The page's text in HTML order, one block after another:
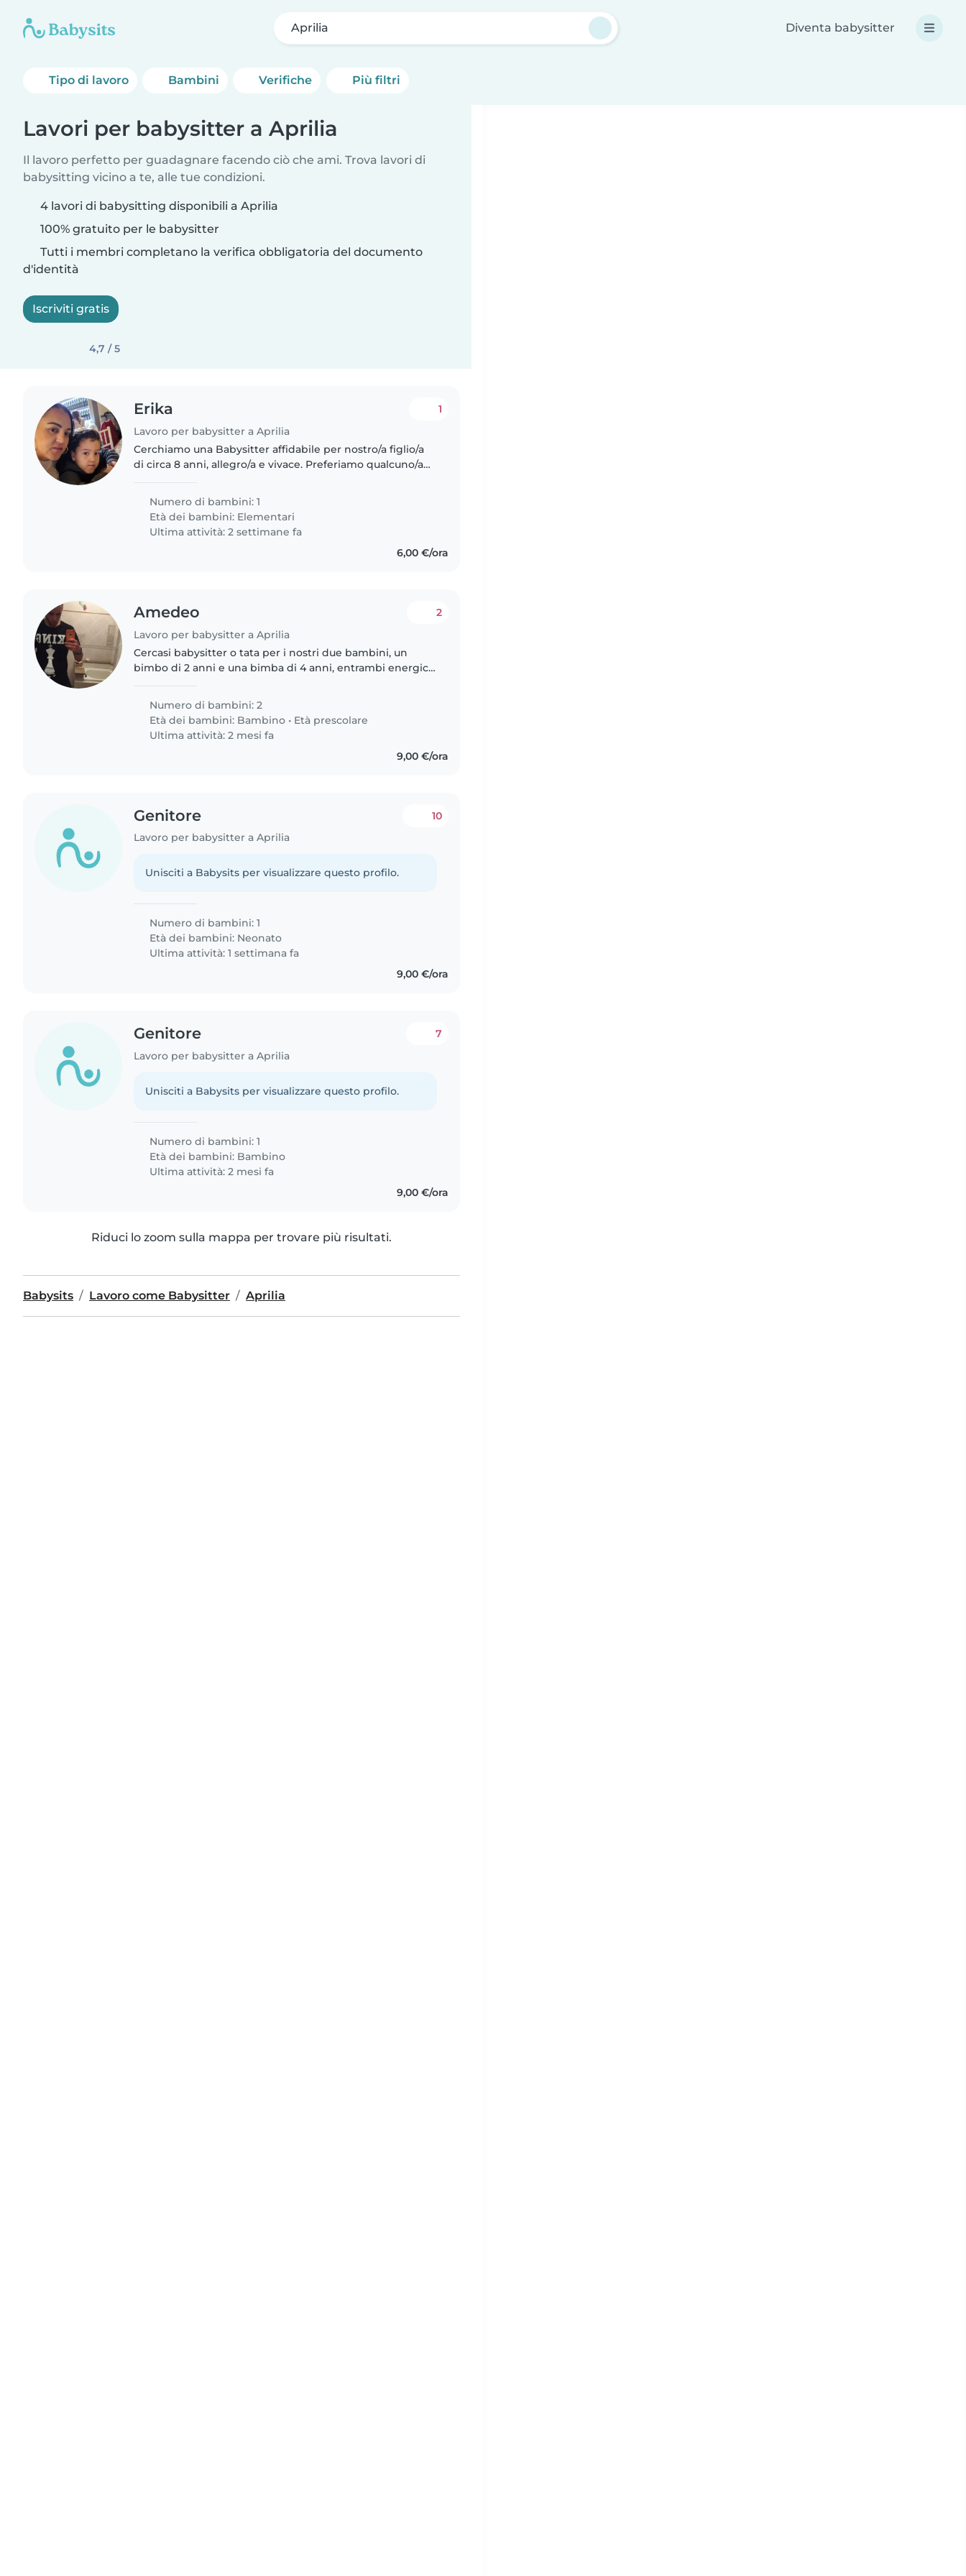
Aprilia Diventa babysitter
Tipo di lavoro Bambini Verifiche Più filtri
Lavori per babysitter a Aprilia
Il lavoro perfetto per guadagnare facendo ciò che ami. Trova lavori di
babysitting vicino a te, alle tue condizioni.
4 lavori di babysitting disponibili a Aprilia
100% gratuito per le babysitter
Tutti i membri completano la verifica obbligatoria del documento
d'identità
Iscriviti gratis
4,7 / 5
Erika
Lavoro per babysitter a Aprilia
1
Cerchiamo una Babysitter affidabile per nostro/a figlio/a
di circa 8 anni, allegro/a e vivace. Preferiamo qualcuno/a
Numero di bambini: 1
Età dei bambini: Elementari
Ultima attività: 2 settimane fa
6,00 €/ora
Amedeo
Lavoro per babysitter a Aprilia
2
Cercasi babysitter o tata per i nostri due bambini, un
bimbo di 2 anni e una bimba di 4 anni, entrambi energici,
Numero di bambini: 2
Età dei bambini: Bambino • Età prescolare
Ultima attività: 2 mesi fa
9,00 €/ora
Genitore
Lavoro per babysitter a Aprilia
10
Unisciti a Babysits per visualizzare questo profilo.
Numero di bambini: 1
Età dei bambini: Neonato
Ultima attività: 1 settimana fa
9,00 €/ora
Genitore
Lavoro per babysitter a Aprilia
7
Unisciti a Babysits per visualizzare questo profilo.
Numero di bambini: 1
Età dei bambini: Bambino
Ultima attività: 2 mesi fa
9,00 €/ora
Riduci lo zoom sulla mappa per trovare più risultati.
Babysits Lavoro come Babysitter Aprilia